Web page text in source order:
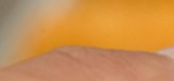
サイ
行き